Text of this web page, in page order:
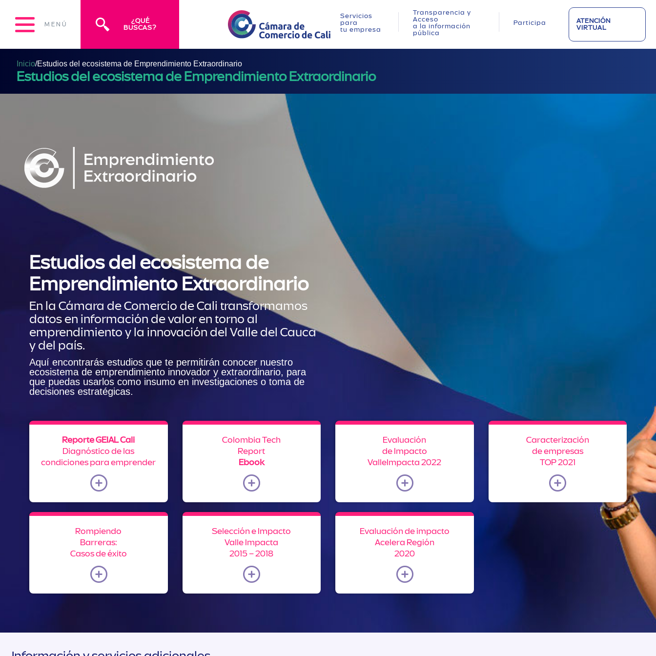
MENÚ
¿QUÉ
BUSCAS?
Servicios
para
tu empresa
Transparencia y
Acceso
a la información
pública
Participa
ATENCIÓN
VIRTUAL
Inicio/Estudios del ecosistema de Emprendimiento Extraordinario
Estudios del ecosistema de Emprendimiento Extraordinario
Estudios del ecosistema de
Emprendimiento Extraordinario
En la Cámara de Comercio de Cali transformamos
datos en información de valor en torno al
emprendimiento y la innovación del Valle del Cauca
y del país.
Aquí encontrarás estudios que te permitirán conocer nuestro
ecosistema de emprendimiento innovador y extraordinario, para
que puedas usarlos como insumo en investigaciones o toma de
decisiones estratégicas.
Reporte GEIAL Cali
Diagnóstico de las
condiciones para emprender
Colombia Tech
Report
Ebook
Evaluación
de Impacto
ValleImpacta 2022
Caracterización
de empresas
TOP 2021
Rompiendo
Barreras:
Casos de éxito
Selección e Impacto
Valle Impacta
2015 – 2018
Evaluación de impacto
Acelera Región
2020